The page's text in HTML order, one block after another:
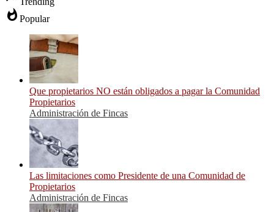
whatshot Popular
Que propietarios NO están obligados a pagar la Comunidad
Propietarios
Administración de Fincas
Las limitaciones como Presidente de una Comunidad de
Propietarios
Administración de Fincas